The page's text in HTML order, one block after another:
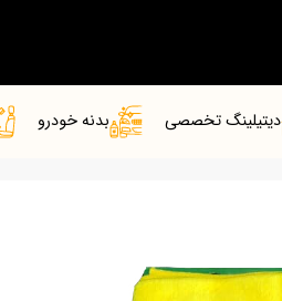
دیتیلینگ تخصصی بدنه خودرو